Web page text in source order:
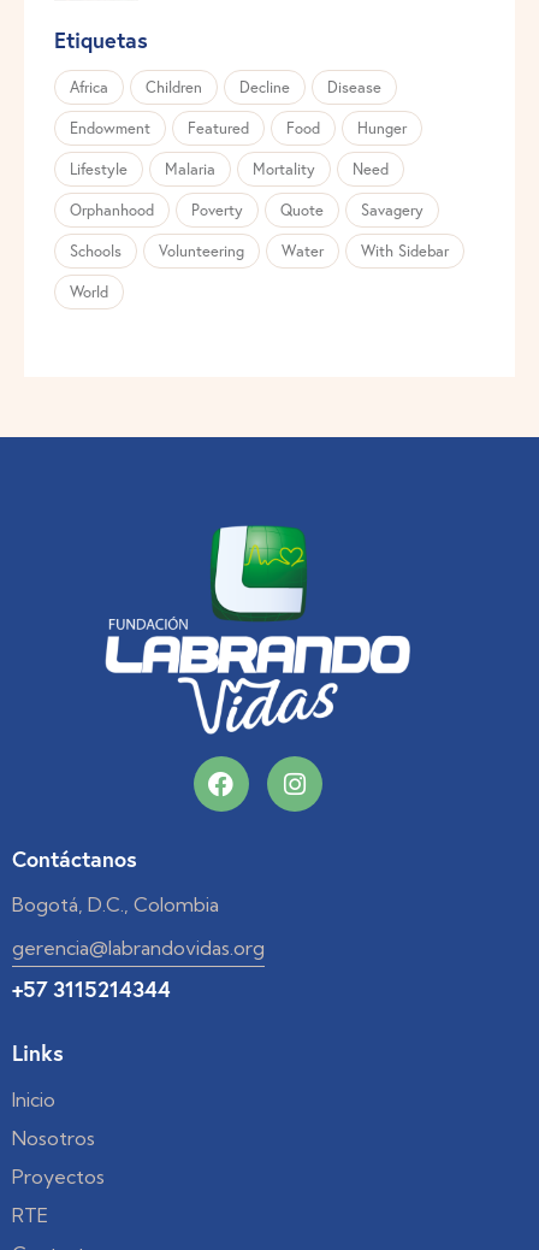
Etiquetas
Africa Children Decline Disease
Endowment Featured Food Hunger
Lifestyle Malaria Mortality Need
Orphanhood Poverty Quote Savagery
Schools Volunteering Water With Sidebar
World
Contáctanos
Bogotá, D.C., Colombia
gerencia@labrandovidas.org
+57 3115214344
Links
Inicio
Nosotros
Proyectos
RTE